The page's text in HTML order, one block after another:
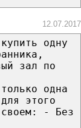
12.07.2017
одну
зал по
одна
этого
своем: - Без